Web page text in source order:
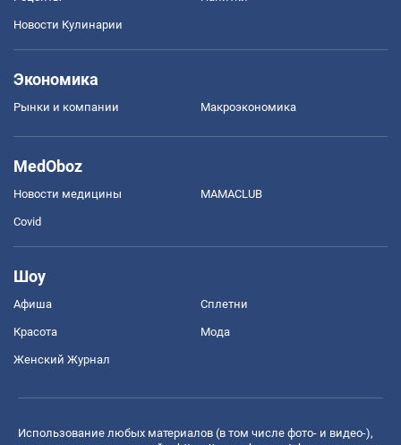
Новости Кулинарии
Экономика
Рынки и компании Mакроэкономика
MedOboz
Новости медицины MAMACLUB
Covid
Шоу
Афиша Сплетни
Красота Мода
Женский Журнал
Использование любых материалов (в том числе фото- и видео-),